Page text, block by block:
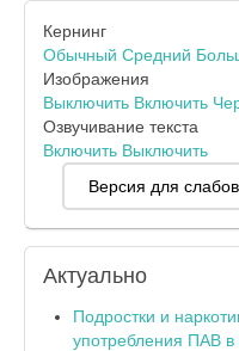
Кернинг
Обычный Средний
Изображения
Выключить Включить
Озвучивание текста
Включить Выключить
Версия для
Актуально
Подростки и
употребления ПАВ